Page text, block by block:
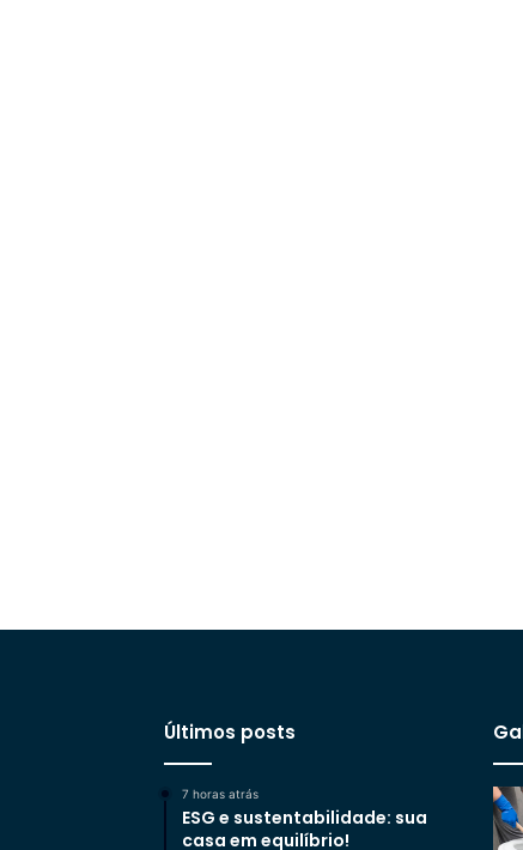
Últimos posts
7 horas atrás
ESG e sustentabilidade: sua
casa em equilíbrio!